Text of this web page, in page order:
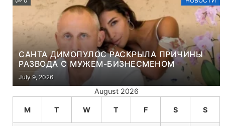
САНТА ДИМОПУЛОС РАСКРЫЛА ПРИЧИНЫ
РАЗВОДА С МУЖЕМ-БИЗНЕСМЕНОМ
July 9, 2026
August 2026
M T W T F S S